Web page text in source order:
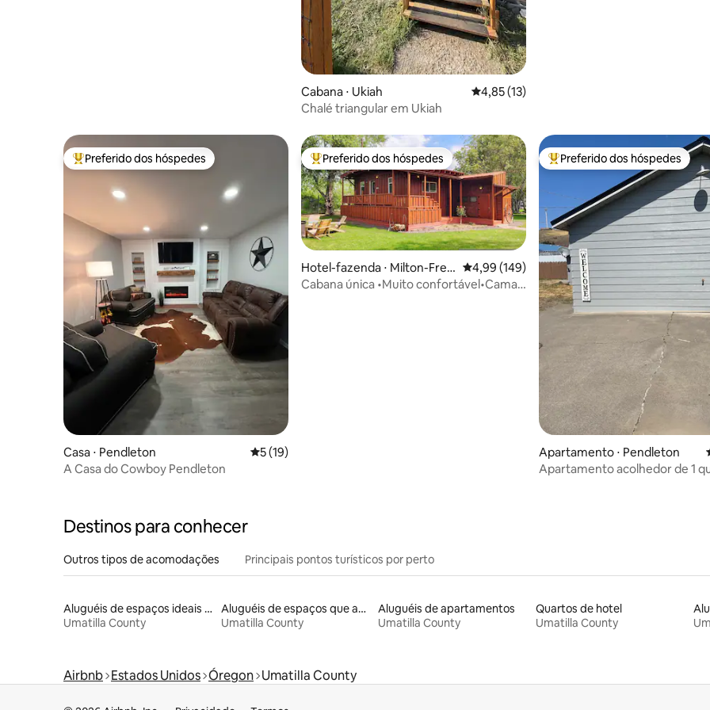
Cabana ⋅ Ukiah 4,85 de uma avaliação média de 5, 13
4,85 (13)
Chalé triangular em Ukiah
Entre os melhores preferidos dos hóspedes
Preferido dos hóspedes
Casa ⋅ Pendleton 5 de uma avaliação média de 5, 19 avaliações
5 (19)
A Casa do Cowboy Pendleton
Entre os melhores preferidos dos hóspedes
Preferido dos hóspedes
Hotel-fazenda ⋅ Milton-Free
water
4,99 de uma avaliação média de 5, 149
4,99 (149)
Cabana única •Muito confortável•Cama
Entre os melhores preferidos
Preferido dos hóspedes
Apartamento ⋅ Pendleton
Apartamento acolhedor de 1
Destinos para conhecer
Outros tipos de acomodações Principais pontos turísticos por perto
Aluguéis de espaços ideais para famílias
Umatilla County
Aluguéis de espaços que aceitam animais de estimação
Umatilla County
Aluguéis de apartamentos
Umatilla County
Quartos de hotel
Umatilla County
Airbnb Estados Unidos Óregon Umatilla County